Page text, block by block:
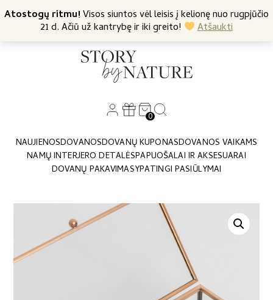
Atostogų ritmu!Visos siuntos vėl leisis į kelionę nuo rugpjūčio
21 d. Ačiū už kantrybę ir iki greito!
Atšaukti
Nemokamas siuntimas nuo 45 Eur +370 682 57369
0
NAUJIENOSDOVANOSDOVANŲ KUPONASDOVANOS VAIKAMS
NAMŲ INTERJERO DETALĖSPAPUOŠALAI IR AKSESUARAI
DOVANŲ PAKAVIMASYPATINGI PASIŪLYMAI